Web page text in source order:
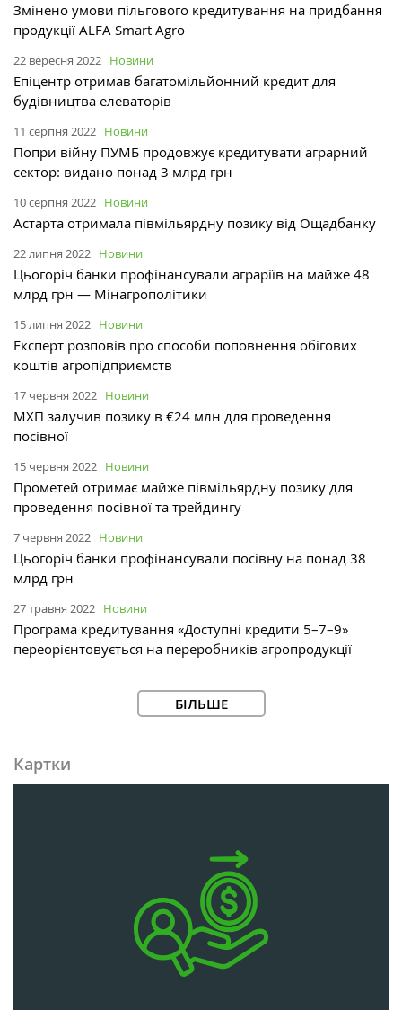
Змінено умови пільгового кредитування на придбання
продукції ALFA Smart Agro
22 вересня 2022 Новини
Епіцентр отримав багатомільйонний кредит для
будівництва елеваторів
11 серпня 2022 Новини
Попри війну ПУМБ продовжує кредитувати аграрний
сектор: видано понад 3 млрд грн
10 серпня 2022 Новини
Астарта отримала півмільярдну позику від Ощадбанку
22 липня 2022 Новини
Цьогоріч банки профінансували аграріїв на майже 48
млрд грн — Мінагрополітики
15 липня 2022 Новини
Експерт розповів про способи поповнення обігових
коштів агропідприємств
17 червня 2022 Новини
МХП залучив позику в €24 млн для проведення
посівної
15 червня 2022 Новини
Прометей отримає майже півмільярдну позику для
проведення посівної та трейдингу
7 червня 2022 Новини
Цьогоріч банки профінансували посівну на понад 38
млрд грн
27 травня 2022 Новини
Програма кредитування «Доступні кредити 5–7–9»
переорієнтовується на переробників агропродукції
БІЛЬШЕ
Картки